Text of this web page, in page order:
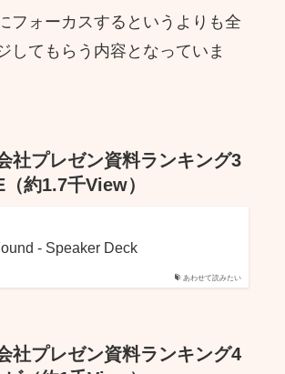
フォーカスするというよりも全
してもらう内容となっていま
社プレゼン資料ランキング3
約1.7千View）
あわせて読みたい
- Speaker Deck
社プレゼン資料ランキング4